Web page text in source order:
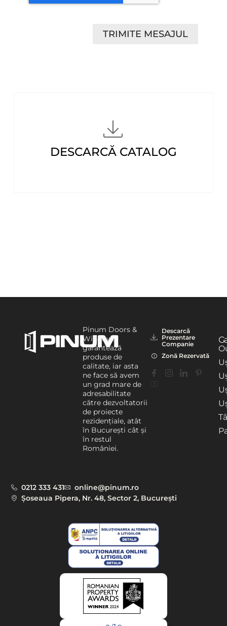
TRIMITE MESAJUL
DESCARCĂ CATALOG
Pinum Doors &
Windows
garantează
produse de
calitate, iar asta
ne face să avem
un grad mare de
adresabilitate
către dezvoltatorii
de proiecte
rezidențiale, atât
în București cât și
în restul
României.
Descarcă
Prezentare
Companie
Zonă Rezervată
0212 333 431
online@pinum.ro
Șoseaua Pipera, Nr. 48, Sector 2, București